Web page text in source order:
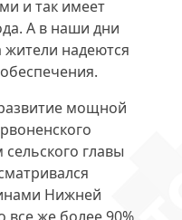
и так имеет
А в наши дни
жители надеются
мощной
главы
Нижней